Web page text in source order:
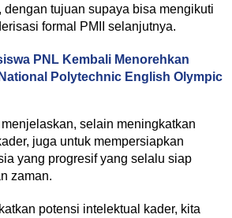
dengan tujuan supaya bisa mengikuti
formal PMII selanjutnya.
PNL Kembali Menorehkan
Polytechnic English Olympic
selain meningkatkan
juga untuk mempersiapkan
yang progresif yang selalu siap
zaman.
potensi intelektual kader, kita